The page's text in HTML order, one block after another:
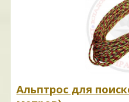
Альптрос для